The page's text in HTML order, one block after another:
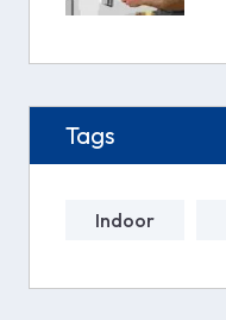
Tags
Indoor